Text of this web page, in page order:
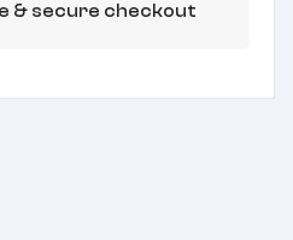
& secure checkout